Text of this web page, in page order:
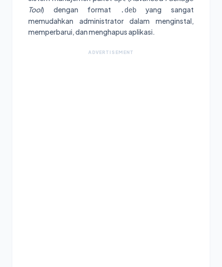
Tool) dengan format .debyang sangat
memudahkan administrator dalam menginstal,
memperbarui, dan menghapus aplikasi.
ADVERTISEMENT